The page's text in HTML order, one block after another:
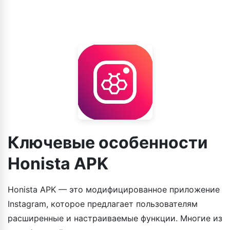
Ключевые особенности
Honista APK
Honista APK — это модифицированное приложение
Instagram, которое предлагает пользователям
расширенные и настраиваемые функции. Многие из